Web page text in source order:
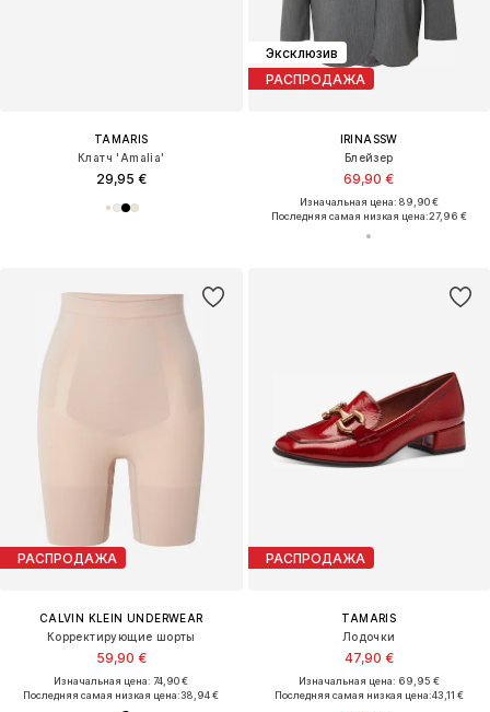
TAMARIS
Клатч 'Amalia'
29,95 €
Эксклюзив
РАСПРОДАЖА
IRINASSW
Блейзер
69,90 €
Изначальная цена: 89,90 €
Последняя самая низкая цена:27,96 €
РАСПРОДАЖА
CALVIN KLEIN UNDERWEAR
Корректирующие шорты
59,90 €
Изначальная цена: 74,90 €
Последняя самая низкая цена:38,94 €
РАСПРОДАЖА
TAMARIS
Лодочки
47,90 €
Изначальная цена: 69,95 €
Последняя самая низкая цена:43,11 €